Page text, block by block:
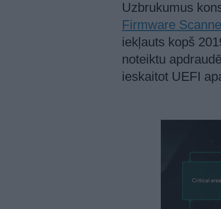
Uzbrukumus
Firmware
iekļauts kopš
noteiktu
ieskaitot UEFI